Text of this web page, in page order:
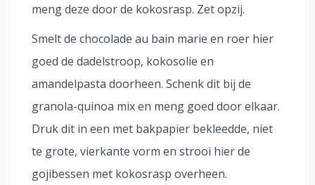
meng deze door de kokosrasp. Zet opzij.
Smelt de chocolade au bain marie en roer hier
goed de dadelstroop, kokosolie en
amandelpasta doorheen. Schenk dit bij de
granola-quinoa mix en meng goed door elkaar.
Druk dit in een met bakpapier bekleedde, niet
te grote, vierkante vorm en strooi hier de
gojibessen met kokosrasp overheen.